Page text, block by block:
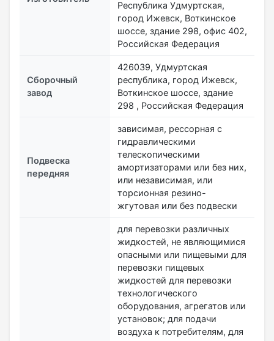
Республика Удмуртская,
город Ижевск, Воткинское
шоссе, здание 298, офис 402,
Российская Федерация
Сборочный
завод
426039, Удмуртская
республика, город Ижевск,
Воткинское шоссе, здание
298 , Российская Федерация
Подвеска
передняя
зависимая, рессорная с
гидравлическими
телескопическими
амортизаторами или без них,
или независимая, или
торсионная резино-
жгутовая или без подвески
для перевозки различных
жидкостей, не являющимися
опасными или пищевыми для
перевозки пищевых
жидкостей для перевозки
технологического
оборудования, агрегатов или
установок; для подачи
воздуха к потребителям, для